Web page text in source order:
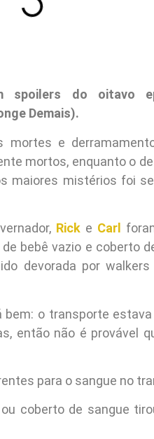
spoilers do oitavo
Demais).
mortes e
mortos, enquanto o
maiores mistérios foi
Rick e Carl
bebê vazio e coberto
devorada por
bem: o transporte
então não é provável
para o sangue no
coberto de sangue